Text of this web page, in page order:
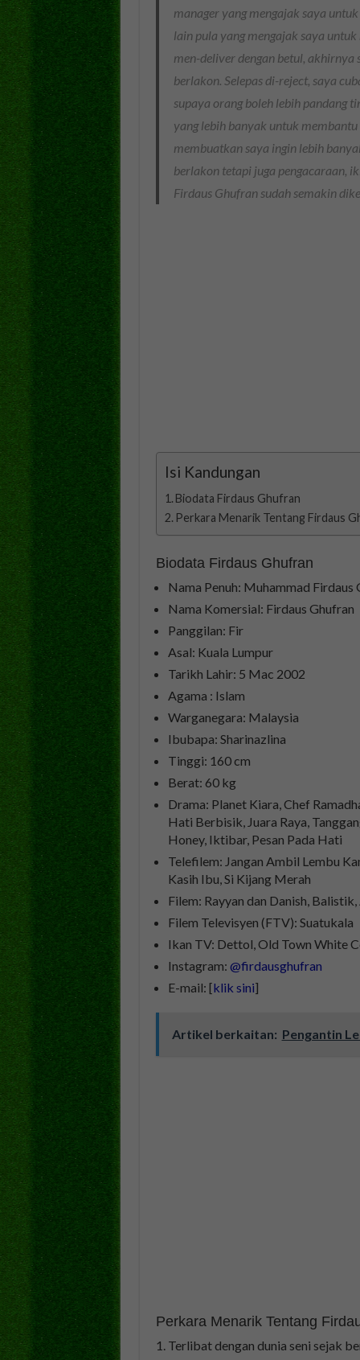
manager yang mengajak saya
lain pula yang mengajak saya
men-deliver dengan betul,
berlakon. Selepas di-reject, saya
supaya orang boleh lebih pandang
yang lebih banyak untuk
membuatkan saya ingin lebih
berlakon tetapi juga pengacaraan,
Firdaus Ghufran sudah semakin
Isi Kandungan
Biodata Firdaus Ghufran
Perkara Menarik Tentang Firdaus
Biodata Firdaus Ghufran
Nama Penuh: Muhammad Firdaus
Nama Komersial: Firdaus Ghufran
Panggilan: Fir
Asal: Kuala Lumpur
Tarikh Lahir: 5 Mac 2002
Agama : Islam
Warganegara: Malaysia
Ibubapa: Sharinazlina
Tinggi: 160 cm
Berat: 60 kg
Drama: Planet Kiara, Chef
Hati Berbisik, Juara Raya,
Honey, Iktibar, Pesan Pada Hati
Telefilem: Jangan Ambil Lembu
Kasih Ibu, Si Kijang Merah
Filem: Rayyan dan Danish,
Filem Televisyen (FTV): Suatukala
Ikan TV: Dettol, Old Town White
Instagram: @firdausghufran
E-mail: [klik sini]
Artikel berkaitan: Pengantin
Perkara Menarik Tentang
Terlibat dengan dunia seni sejak